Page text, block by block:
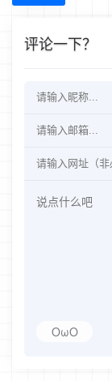
评论一下？
OωO